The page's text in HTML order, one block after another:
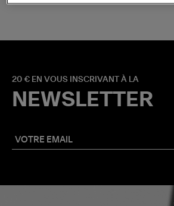
20 € EN VOUS INSCRIVANT À LA
NEWSLETTER